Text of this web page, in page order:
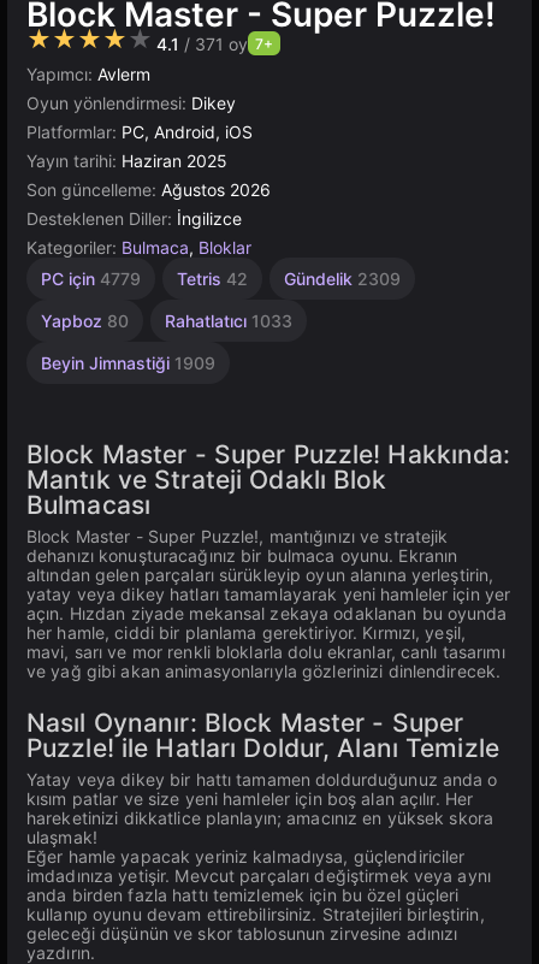
Block Master - Super Puzzle!
★★★★★ 4.1 / 371 oy 7+
Yapımcı: Avlerm
Oyun yönlendirmesi: Dikey
Platformlar: PC, Android, iOS
Yayın tarihi: Haziran 2025
Son güncelleme: Ağustos 2026
Desteklenen Diller: İngilizce
Kategoriler: Bulmaca, Bloklar
PC için 4779 Tetris 42 Gündelik 2309
Yapboz 80 Rahatlatıcı 1033
Beyin Jimnastiği 1909
Bağımlılık
2936
Heyecan
1103
Sonsuz
Bağlama
Öğrenme
Akıl
Çeviklik
Masaüstü
Fayans
Geometri
Tarayıcı
Unity
3172
Block Master - Super Puzzle! Hakkında:
Mantık ve Strateji Odaklı Blok
Bulmacası
Block Master - Super Puzzle!, mantığınızı ve stratejik
dehanızı konuşturacağınız bir bulmaca oyunu. Ekranın
altından gelen parçaları sürükleyip oyun alanına yerleştirin,
yatay veya dikey hatları tamamlayarak yeni hamleler için yer
açın. Hızdan ziyade mekansal zekaya odaklanan bu oyunda
her hamle, ciddi bir planlama gerektiriyor. Kırmızı, yeşil,
mavi, sarı ve mor renkli bloklarla dolu ekranlar, canlı tasarımı
ve yağ gibi akan animasyonlarıyla gözlerinizi dinlendirecek.
Nasıl Oynanır: Block Master - Super
Puzzle! ile Hatları Doldur, Alanı Temizle
Yatay veya dikey bir hattı tamamen doldurduğunuz anda o
kısım patlar ve size yeni hamleler için boş alan açılır. Her
hareketinizi dikkatlice planlayın; amacınız en yüksek skora
ulaşmak!
Eğer hamle yapacak yeriniz kalmadıysa, güçlendiriciler
imdadınıza yetişir. Mevcut parçaları değiştirmek veya aynı
anda birden fazla hattı temizlemek için bu özel güçleri
kullanıp oyunu devam ettirebilirsiniz. Stratejileri birleştirin,
geleceği düşünün ve skor tablosunun zirvesine adınızı
yazdırın.